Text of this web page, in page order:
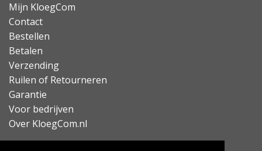
De iPad Pro kwam ook uit in een kleinere 11” versie,
waarvoor u onze cases kunt vinden bij de
2020 hoesjes
Bescherm uw kostbare iPad
Mijn KloegCom
Contact
Bestellen
Betalen
Verzending
Ruilen of Retourneren
Garantie
Voor bedrijven
Over KloegCom.nl